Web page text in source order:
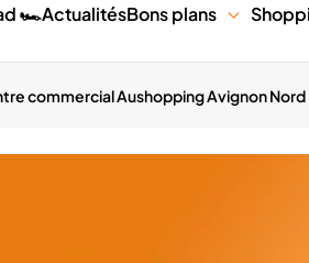
🏎️ActualitésBons plans
commercial Aushopping Avignon Nord